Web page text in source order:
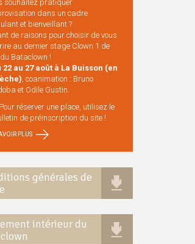
souhaitez pratiquer
dans un cadre
et bienveillant ?
de raisons pour choisir de vous
au dernier stage Clown 1 de
du Bataclown !
22 au 27 août à La Buisson (en
, coanimation : Bruno
et Odile Gustin.
réserver une place, utilisez le
de préinscription du site !
PLUS
générales de
intérieur du